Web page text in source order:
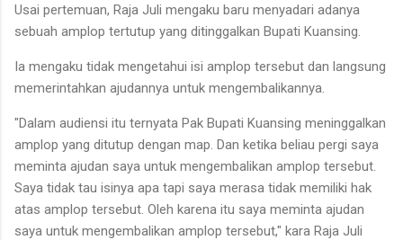
Usai pertemuan, Raja Juli mengaku baru menyadari adanya
sebuah amplop tertutup yang ditinggalkan Bupati Kuansing.
Ia mengaku tidak mengetahui isi amplop tersebut dan langsung
memerintahkan ajudannya untuk mengembalikannya.
"Dalam audiensi itu ternyata Pak Bupati Kuansing meninggalkan
amplop yang ditutup dengan map. Dan ketika beliau pergi saya
meminta ajudan saya untuk mengembalikan amplop tersebut.
Saya tidak tau isinya apa tapi saya merasa tidak memiliki hak
atas amplop tersebut. Oleh karena itu saya meminta ajudan
saya untuk mengembalikan amplop tersebut," kara Raja Juli